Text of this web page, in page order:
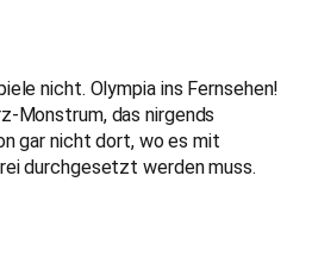
nicht. Olympia ins Fernsehen!
Monstrum, das nirgends
gar nicht dort, wo es mit
durchgesetzt werden muss.